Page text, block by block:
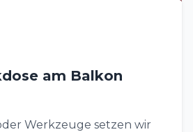
am Balkon
Werkzeuge setzen wir